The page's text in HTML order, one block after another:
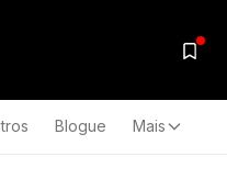
Blogue Mais